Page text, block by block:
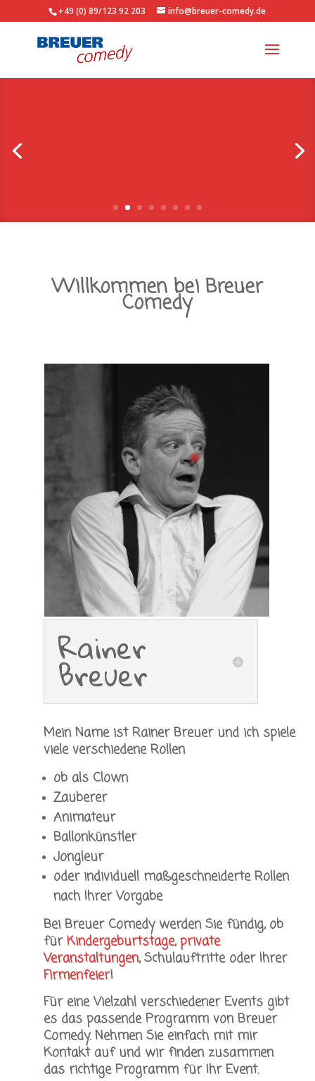
+49 (0) 89/123 92 203 info@breuer-comedy.de
Willkommen bei Breuer
Comedy
Rainer
Breuer
Mein Name ist Rainer Breuer und ich spiele
viele verschiedene Rollen
ob als Clown
Zauberer
Animateur
Ballonkünstler
Jongleur
oder individuell maßgeschneiderte Rollen
nach Ihrer Vorgabe
Bei Breuer Comedy werden Sie fündig, ob
fürKindergeburtstage, private
Veranstaltungen, Schulauftritte oder Ihrer
Firmenfeier!
Für eine Vielzahl verschiedener Events gibt
es das passende Programm von Breuer
Comedy. Nehmen Sie einfach mit mir
Kontakt auf und wir finden zusammen
das richtige Programm für Ihr Event.